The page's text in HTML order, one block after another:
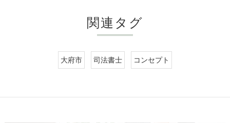
関連タグ
大府市 司法書士 コンセプト